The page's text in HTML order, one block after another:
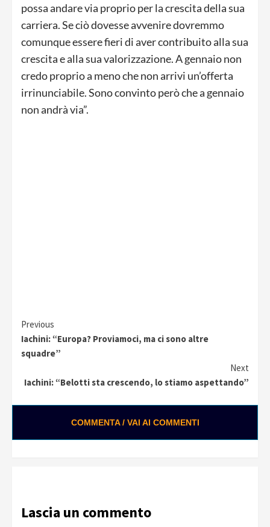
possa andare via proprio per la crescita della sua
carriera. Se ciò dovesse avvenire dovremmo
comunque essere fieri di aver contribuito alla sua
crescita e alla sua valorizzazione. A gennaio non
credo proprio a meno che non arrivi un’offerta
irrinunciabile. Sono convinto però che a gennaio
non andrà via”.
Continue
Reading
Previous
Iachini: “Europa? Proviamoci, ma ci sono altre
squadre”
Next
Iachini: “Belotti sta crescendo, lo stiamo aspettando”
COMMENTA / VAI AI COMMENTI
Lascia un commento